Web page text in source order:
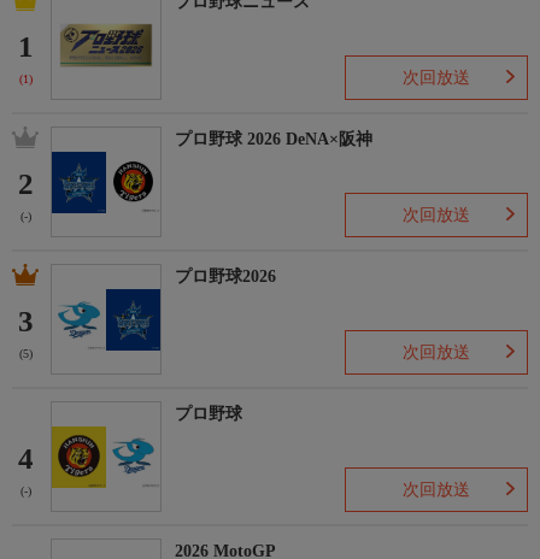
1
(1) 次回放送
2
(-)
プロ野球 2026 DeNA×阪神
次回放送
3
(5)
プロ野球2026
次回放送
4
(-)
プロ野球
次回放送
2026 MotoGP